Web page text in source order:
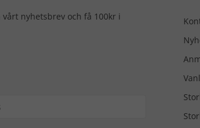
nyhetsbrev och få 100kr i